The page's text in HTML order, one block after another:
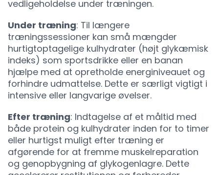
vedligeholdelse under træningen.
Under træning: Til længere
træningssessioner kan små mængder
hurtigtoptagelige kulhydrater (højt glykæmisk
indeks) som sportsdrikke eller en banan
hjælpe med at opretholde energiniveauet og
forhindre udmattelse. Dette er særligt vigtigt i
intensive eller langvarige øvelser.
Efter træning: Indtagelse af et måltid med
både protein og kulhydrater inden for to timer
eller hurtigst muligt efter træning er
afgørende for at fremme muskelreparation
og genopbygning af glykogenlagre. Dette